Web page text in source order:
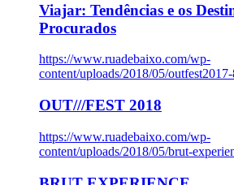
Viajar: Tendências e os
Procurados
https://www.ruadebaixo.com/wp-
content/uploads/2018/05/
OUT///FEST 2018
https://www.ruadebaixo.com/wp-
content/uploads/2018/05/brut-